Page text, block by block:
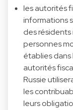
les autorités
informations
des
personnes
établies
autorités
Russie
les
leurs